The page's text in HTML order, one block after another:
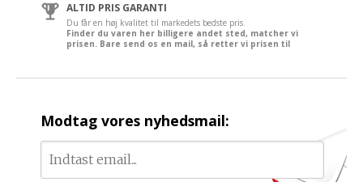
ALTID PRIS GARANTI
Du får en høj kvalitet til markedets bedste pris.
Finder du varen her billigere andet sted, matcher vi
prisen. Bare send os en mail, så retter vi prisen til
Modtag vores nyhedsmail: